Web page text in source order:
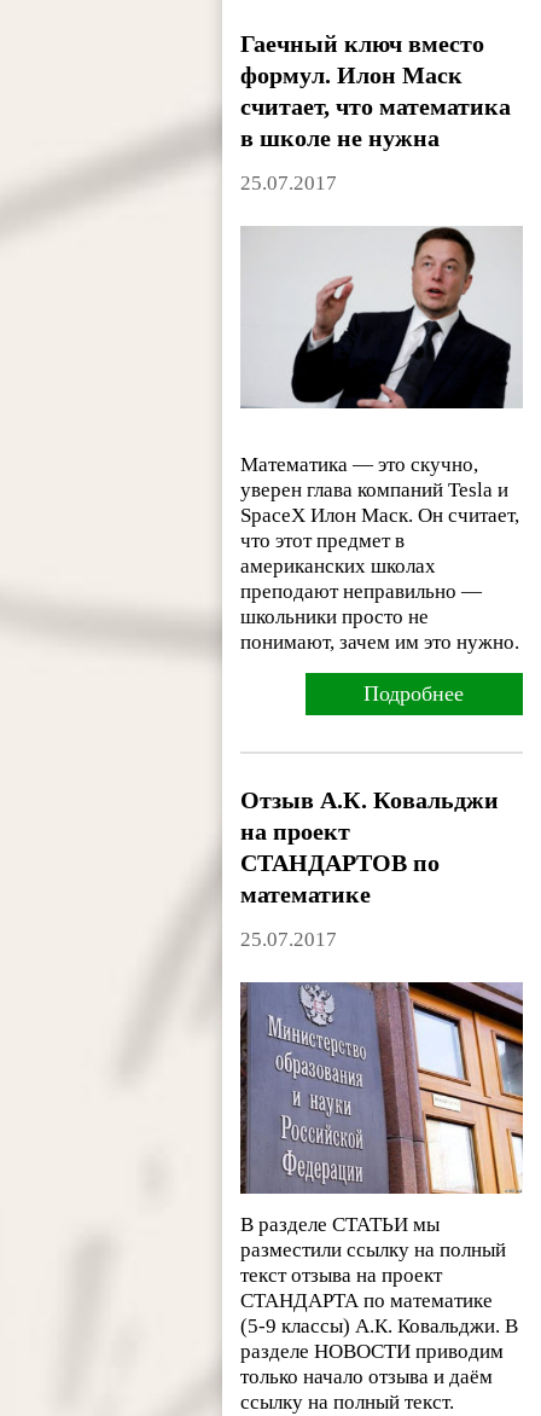
Гаечный ключ вместо
формул. Илон Маск
считает, что математика
в школе не нужна
25.07.2017
Математика — это скучно,
уверен глава компаний Tesla и
SpaceX Илон Маск. Он считает,
что этот предмет в
американских школах
преподают неправильно —
школьники просто не
понимают, зачем им это нужно.
Подробнее
Отзыв А.К. Ковальджи
на проект
СТАНДАРТОВ по
математике
25.07.2017
В разделе СТАТЬИ мы
разместили ссылку на полный
текст отзыва на проект
СТАНДАРТА по математике
(5-9 классы) А.К. Ковальджи. В
разделе НОВОСТИ приводим
только начало отзыва и даём
ссылку на полный текст.